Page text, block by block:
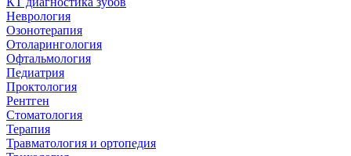
Неврология
Озонотерапия
Отоларингология
Офтальмология
Педиатрия
Проктология
Рентген
Стоматология
Терапия
Травматология и ортопедия